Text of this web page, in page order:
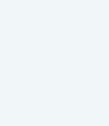
访客体
的数据洞
机，Neu-
实现访客流
都市规划人
资源分配，